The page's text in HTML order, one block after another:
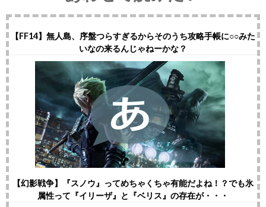
【FF14】無人島、序盤つらすぎるからそのうち攻略手帳に○○みた
いなの来るんじゃねーかな？
【幻影戦争】『スノウ』ってめちゃくちゃ有能だよね！？でも氷
属性って『イリーザ』と『ベリス』の存在が・・・